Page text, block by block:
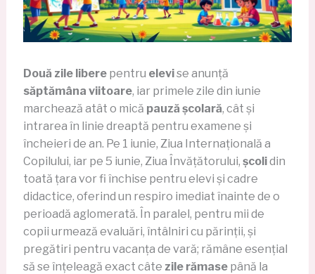
Două zile liberepentru elevise anunță
săptămâna viitoare, iar primele zile din iunie
marchează atât o mică pauză școlară, cât și
intrarea în linie dreaptă pentru examene și
încheieri de an. Pe 1 iunie, Ziua Internațională a
Copilului, iar pe 5 iunie, Ziua Învățătorului, școlidin
toată țara vor fi închise pentru elevi și cadre
didactice, oferind un respiro imediat înainte de o
perioadă aglomerată. În paralel, pentru mii de
copii urmează evaluări, întâlniri cu părinții, și
pregătiri pentru vacanța de vară; rămâne esențial
să se înțeleagă exact câte zile rămasepână la